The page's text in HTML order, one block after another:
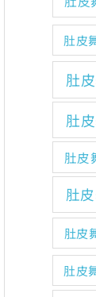
肚皮
肚
肚
肚皮
肚
肚皮
肚皮